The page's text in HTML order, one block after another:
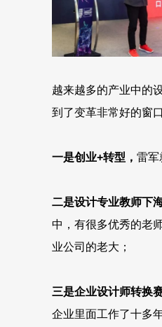
越来越多的产业中的
到了变革非常好的窗
一是创业+转型， 雷军
二是设计专业教师下
中，有很多优秀的老
业公司的老大；
三是企业设计师转换
企业里面工作了十多